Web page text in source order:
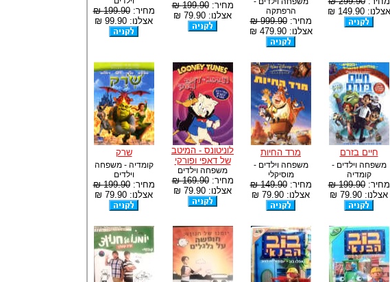
אצלנו: 149.90 ₪
הרפתקה
מחיר:999.90 ₪
אצלנו: 479.90 ₪
מחיר:199.90 ₪
אצלנו: 79.90 ₪
מחיר:199.90 ₪
אצלנו: 99.90 ₪
חיים בזרם
משפחה וילדים -
קומדיה
מחיר:199.90 ₪
אצלנו: 79.90 ₪
מרד החיות
משפחה וילדים -
מוסיקלי
מחיר:149.90 ₪
אצלנו: 79.90 ₪
לוניטונס - המיטב
של דאפי ופורקי
משפחה וילדים
מחיר:169.90 ₪
אצלנו: 79.90 ₪
שרק
קומדיה - משפחה
וילדים
מחיר:199.90 ₪
אצלנו: 79.90 ₪